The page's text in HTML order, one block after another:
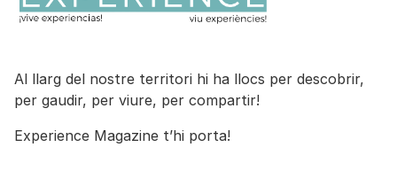
Al llarg del nostre territori hi ha llocs per descobrir,
per gaudir, per viure, per compartir!
Experience Magazine t’hi porta!